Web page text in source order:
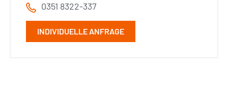
0351 8322-337
INDIVIDUELLE ANFRAGE